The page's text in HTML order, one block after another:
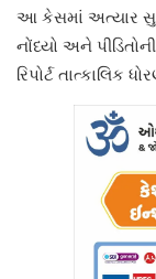
આ કેસમાં અત્યાર
નોંધ્યો અને
રિપોર્ટ તાત્કાલિક